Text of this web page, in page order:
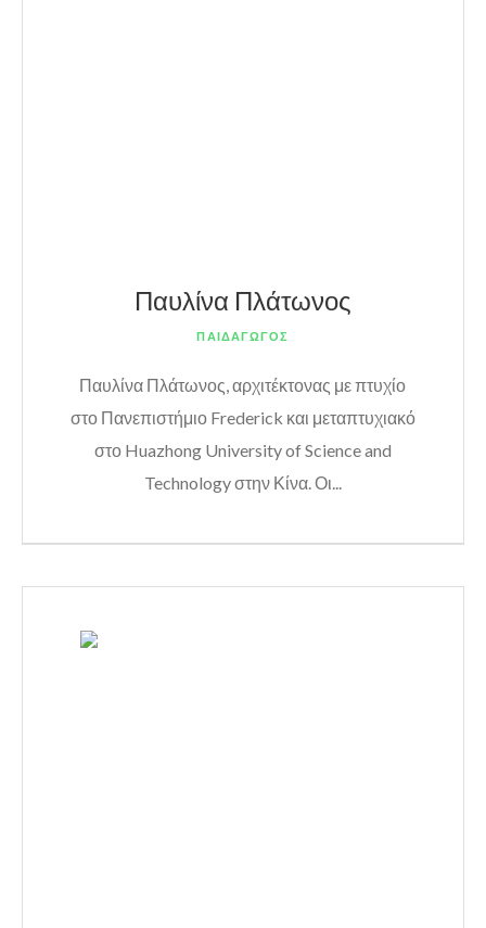
Παυλίνα Πλάτωνος
ΠΑΙΔΑΓΩΓΟΣ
Παυλίνα Πλάτωνος, αρχιτέκτονας με πτυχίο
στο Πανεπιστήμιο Frederick και μεταπτυχιακό
στο Huazhong University of Science and
Technology στην Κίνα. Οι...